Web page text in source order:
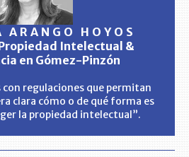
ARANGO HOYOS
Intelectual &
en Gómez-Pinzón
regulaciones que permitan
clara cómo o de qué forma es
la propiedad intelectual”.